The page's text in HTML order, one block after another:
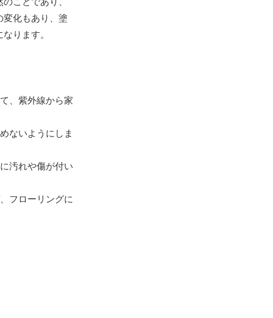
変化もあり、塗
ります。
、紫外線から家
ないようにしま
汚れや傷が付い
フローリングに